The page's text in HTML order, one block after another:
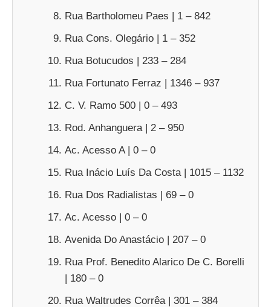
Rua Bartholomeu Paes | 1 – 842
Rua Cons. Olegário | 1 – 352
Rua Botucudos | 233 – 284
Rua Fortunato Ferraz | 1346 – 937
C. V. Ramo 500 | 0 – 493
Rod. Anhanguera | 2 – 950
Ac. Acesso A | 0 – 0
Rua Inácio Luís Da Costa | 1015 – 1132
Rua Dos Radialistas | 69 – 0
Ac. Acesso | 0 – 0
Avenida Do Anastácio | 207 – 0
Rua Prof. Benedito Alarico De C. Borelli
| 180 – 0
Rua Waltrudes Corrêa | 301 – 384